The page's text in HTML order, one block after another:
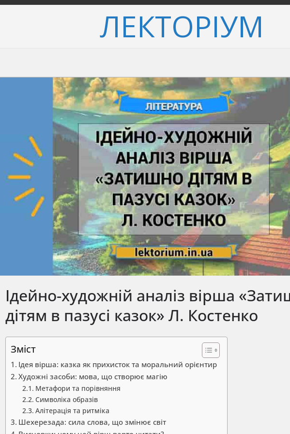
ЛЕКТОРІУМ
Ідейно-художній аналіз вірша
дітям в пазусі казок» Л. Костенко
Зміст
Ідея вірша: казка як прихисток та моральний орієнтир
Художні засоби: мова, що створює магію
Метафори та порівняння
Символіка образів
Алітерація та ритміка
Шехерезада: сила слова, що змінює світ